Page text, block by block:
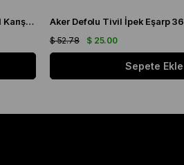
Aker Defolu Tivil İpek Eşarp 36275 Yeşil Karışık Desen
$ 25.00
$ 52.78
Sepete Ekle